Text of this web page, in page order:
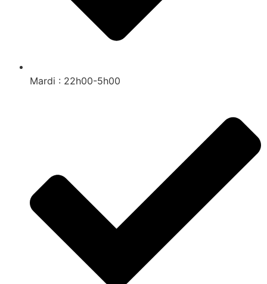
Mardi : 22h00-5h00